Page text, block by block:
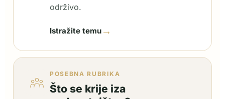
održivo.
Istražite temu →
POSEBNA RUBRIKA
Što se krije iza